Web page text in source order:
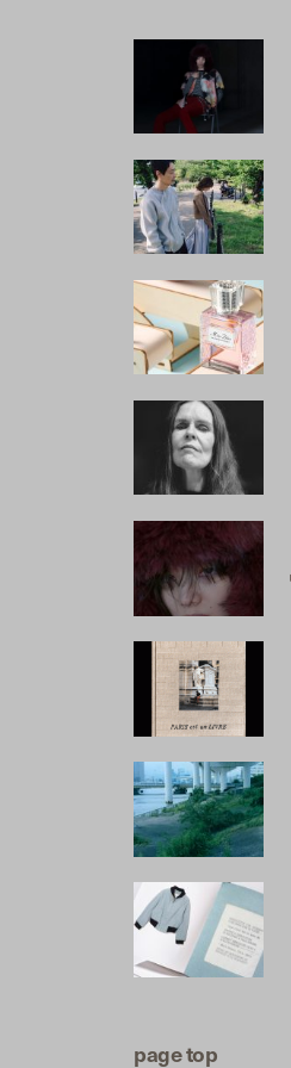
page top